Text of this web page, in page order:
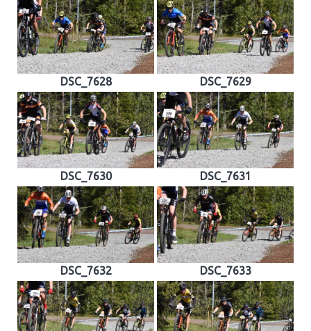
DSC_7628 DSC_7629
DSC_7630 DSC_7631
DSC_7632 DSC_7633